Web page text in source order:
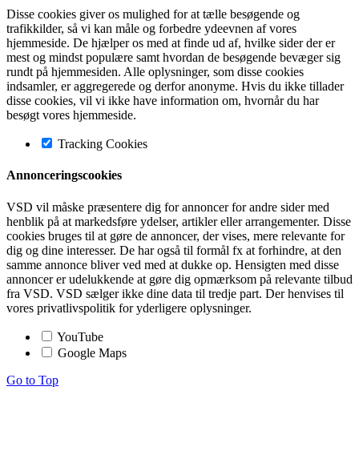
Disse cookies giver os mulighed for at tælle besøgende og
trafikkilder, så vi kan måle og forbedre ydeevnen af vores
hjemmeside. De hjælper os med at finde ud af, hvilke sider der er
mest og mindst populære samt hvordan de besøgende bevæger sig
rundt på hjemmesiden. Alle oplysninger, som disse cookies
indsamler, er aggregerede og derfor anonyme. Hvis du ikke tillader
disse cookies, vil vi ikke have information om, hvornår du har
besøgt vores hjemmeside.
Tracking Cookies
Annonceringscookies
VSD vil måske præsentere dig for annoncer for andre sider med
henblik på at markedsføre ydelser, artikler eller arrangementer. Disse
cookies bruges til at gøre de annoncer, der vises, mere relevante for
dig og dine interesser. De har også til formål fx at forhindre, at den
samme annonce bliver ved med at dukke op. Hensigten med disse
annoncer er udelukkende at gøre dig opmærksom på relevante tilbud
fra VSD. VSD sælger ikke dine data til tredje part. Der henvises til
vores privatlivspolitik for yderligere oplysninger.
YouTube
Google Maps
Go to Top